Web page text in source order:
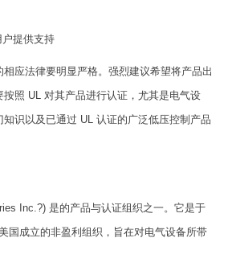
提供支持
应法律要明显严格。强烈建议希望将产品出
照 UL 对其产品进行认证，尤其是电气设
识以及已通过 UL 认证的广泛低压控制产品
Inc.?) 是的产品与认证组织之一。它是于
国成立的非盈利组织，旨在对电气设备所带